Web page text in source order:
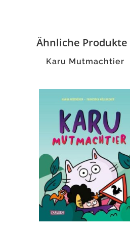
Ähnliche Produkte
Karu Mutmachtier